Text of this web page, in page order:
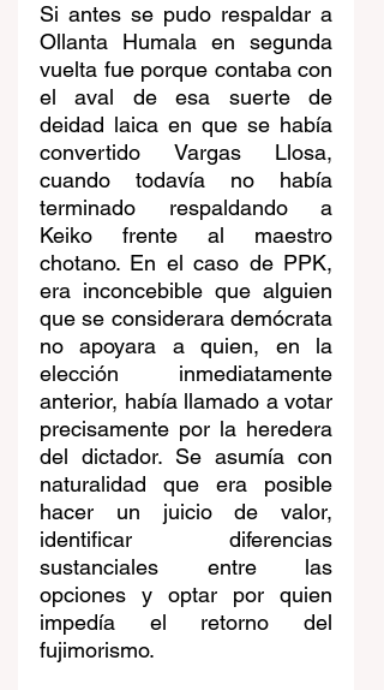
Si antes se pudo respaldar a
Ollanta Humala en segunda
vuelta fue porque contaba con
el aval de esa suerte de
deidad laica en que se había
convertido Vargas Llosa,
cuando todavía no había
terminado respaldando a
Keiko frente al maestro
chotano. En el caso de PPK,
era inconcebible que alguien
que se considerara demócrata
no apoyara a quien, en la
elección inmediatamente
anterior, había llamado a votar
precisamente por la heredera
del dictador. Se asumía con
naturalidad que era posible
hacer un juicio de valor,
identificar diferencias
sustanciales entre las
opciones y optar por quien
impedía el retorno del
fujimorismo.